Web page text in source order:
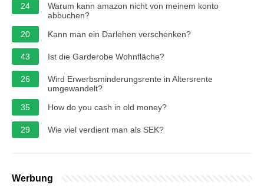
24
Warum kann amazon nicht von meinem konto
abbuchen?
20
Kann man ein Darlehen verschenken?
43 Ist die Garderobe Wohnfläche?
26
Wird Erwerbsminderungsrente in Altersrente
umgewandelt?
35
How do you cash in old money?
29 Wie viel verdient man als SEK?
Werbung